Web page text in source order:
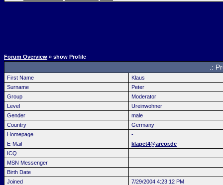
Forum Overview » show Profile
.:
First Name
Klaus
Surname
Peter
Group
Moderator
Level
Ureinwohner
Gender
male
Country
Germany
Homepage
-
E-Mail
klapet4@arcor.de
ICQ
MSN Messenger
Birth Date
Joined
7/29/2004 4:23:12 PM